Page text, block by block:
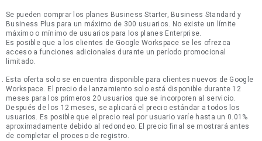
Se pueden comprar los planes Business Starter, Business Standard y
Business Plus para un máximo de 300 usuarios. No existe un límite
máximo o mínimo de usuarios para los planes Enterprise.
Es posible que a los clientes de Google Workspace se les ofrezca
acceso a funciones adicionales durante un período promocional
limitado.
Esta oferta solo se encuentra disponible para clientes nuevos de Google
Workspace. El precio de lanzamiento solo está disponible durante 12
meses para los primeros 20 usuarios que se incorporen al servicio.
Después de los 12 meses, se aplicará el precio estándar a todos los
usuarios. Es posible que el precio real por usuario varíe hasta un 0.01%
aproximadamente debido al redondeo. El precio final se mostrará antes
de completar el proceso de registro.